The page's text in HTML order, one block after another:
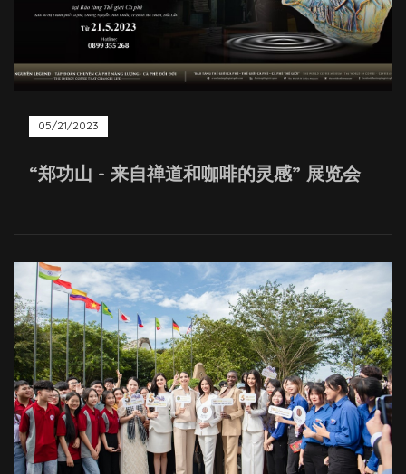
05/21/2023
“郑功山 - 来自禅道和咖啡的灵感” 展览会